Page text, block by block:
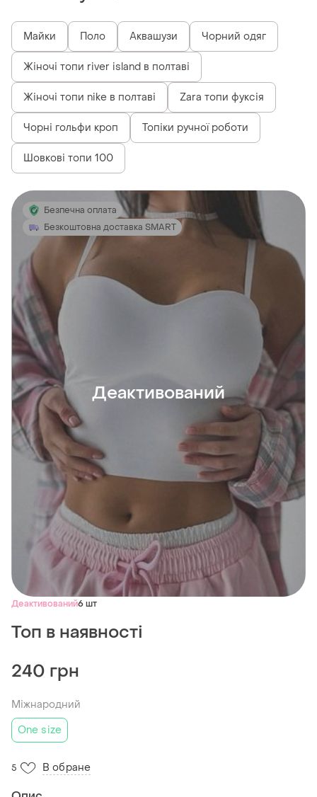
Майки Поло Аквашузи Чорний одяг
Жіночі топи river island в полтаві
Жіночі топи nike в полтаві Zara топи фуксія
Чорні гольфи кроп Топіки ручної роботи
Шовкові топи 100
Безпечна оплата
Безкоштовна доставка SMART
Деактивований
Деактивований6 шт
Топ в наявності
240 грн
Міжнародний
One size
5 В обране